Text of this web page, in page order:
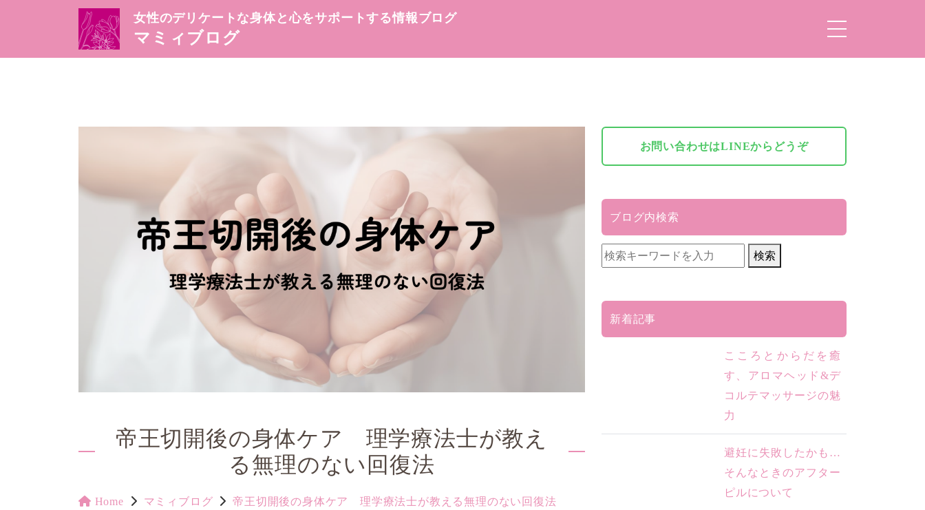
女性のデリケートな身体と心をサポートする情報ブログ
マミィブログ
帝王切開後の身体ケア 理学療法士が教え
る無理のない回復法
Home マミィブログ 帝王切開後の身体ケア 理学療法士が教える無理のない回復法
お問い合わせはLINEからどうぞ
ブログ内検索
検索
新着記事
こころとからだを癒
す、アロマヘッド&デ
コルテマッサージの魅
力
避妊に失敗したかも…
そんなときのアフター
ピルについて